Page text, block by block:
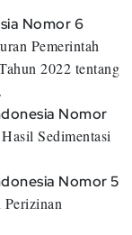
Nomor 6
Pemerintah
2022 tentang
Nomor
Sedimentasi
Nomor 5
Perizinan